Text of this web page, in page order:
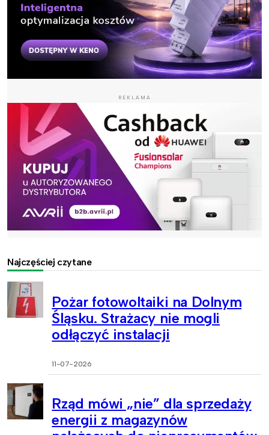
REKLAMA
Najczęściej czytane
Pożar fotowoltaiki na Dolnym
Śląsku. Strażacy nie mogli
odłączyć instalacji
11-07-2026
Rząd mówi „nie” dla sprzedaży
energii z magazynów